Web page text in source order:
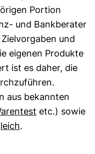
Portion
und Bankberater
und
eigenen Produkte
ist es daher, die
aus bekannten
etc.) sowie
.